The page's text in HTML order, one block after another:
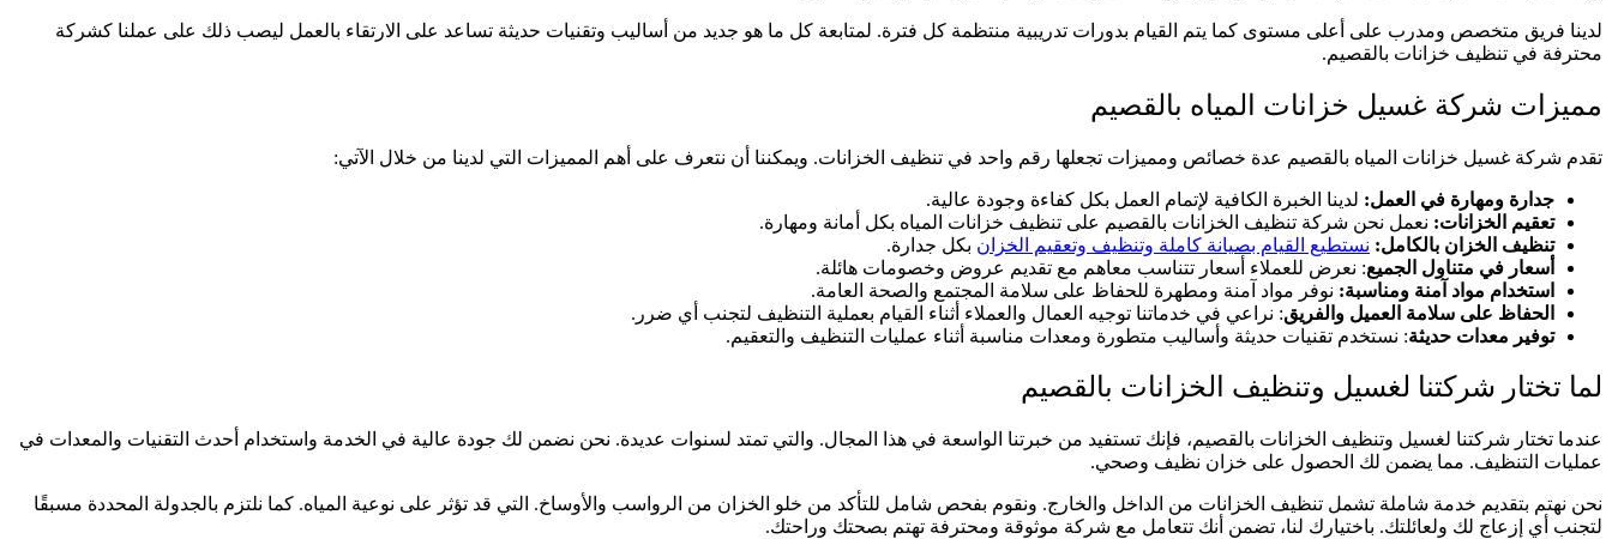
لدينا فريق متخصص ومدرب على أعلى مستوى كما يتم القيام بدورات تدريبية منتظمة كل فترة. لمتابعة كل ما هو جديد من أساليب وتقنيات حديثة تساعد على الارتقاء بالعمل ليصب ذلك على عملنا كشركة
محترفة في تنظيف خزانات بالقصيم.
مميزات شركة غسيل خزانات المياه بالقصيم
تقدم شركة غسيل خزانات المياه بالقصيم عدة خصائص ومميزات تجعلها رقم واحد في تنظيف الخزانات. ويمكننا أن نتعرف على أهم المميزات التي لدينا من خلال الآتي:
جدارة ومهارة في العمل: لدينا الخبرة الكافية لإتمام العمل بكل كفاءة وجودة عالية.
تعقيم الخزانات: نعمل نحن شركة تنظيف الخزانات بالقصيم على تنظيف خزانات المياه بكل أمانة ومهارة.
تنظيف الخزان بالكامل: نستطيع القيام بصيانة كاملة وتنظيف وتعقيم الخزان بكل جدارة.
أسعار في متناول الجميع: نعرض للعملاء أسعار تتناسب معاهم مع تقديم عروض وخصومات هائلة.
استخدام مواد آمنة ومناسبة: نوفر مواد آمنة ومطهرة للحفاظ على سلامة المجتمع والصحة العامة.
الحفاظ على سلامة العميل والفريق: نراعي في خدماتنا توجيه العمال والعملاء أثناء القيام بعملية التنظيف لتجنب أي ضرر.
توفير معدات حديثة: نستخدم تقنيات حديثة وأساليب متطورة ومعدات مناسبة أثناء عمليات التنظيف والتعقيم.
لما تختار شركتنا لغسيل وتنظيف الخزانات بالقصيم
عندما تختار شركتنا لغسيل وتنظيف الخزانات بالقصيم، فإنك تستفيد من خبرتنا الواسعة في هذا المجال. والتي تمتد لسنوات عديدة. نحن نضمن لك جودة عالية في الخدمة واستخدام أحدث التقنيات والمعدات في
عمليات التنظيف. مما يضمن لك الحصول على خزان نظيف وصحي.
نحن نهتم بتقديم خدمة شاملة تشمل تنظيف الخزانات من الداخل والخارج. ونقوم بفحص شامل للتأكد من خلو الخزان من الرواسب والأوساخ. التي قد تؤثر على نوعية المياه. كما نلتزم بالجدولة المحددة مسبقًا
لتجنب أي إزعاج لك ولعائلتك. باختيارك لنا، تضمن أنك تتعامل مع شركة موثوقة ومحترفة تهتم بصحتك وراحتك.